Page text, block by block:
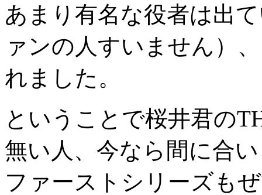
あまり有名な役者は出
ァンの人すいません）
れました。
ということで桜井君の
無い人、今なら間に合
ファーストシリーズも